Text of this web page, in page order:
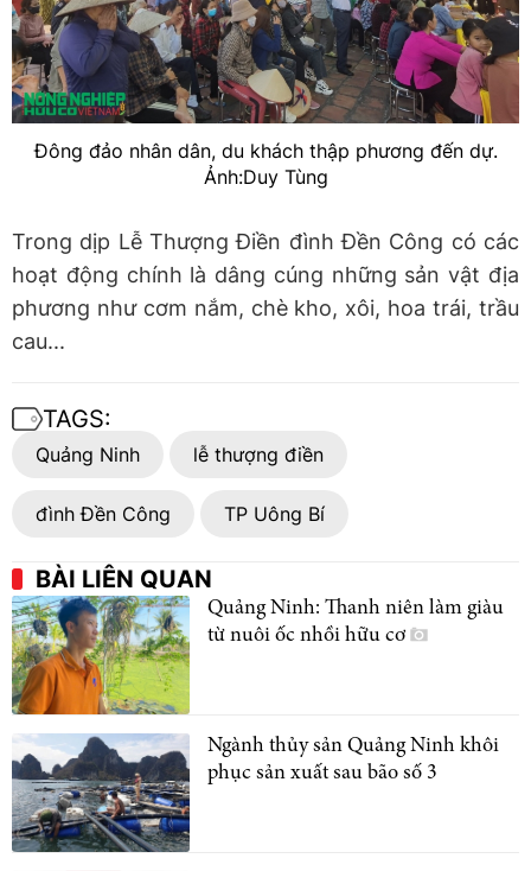
Đông đảo nhân dân, du khách thập phương đến dự.
Ảnh:Duy Tùng
Trong dịp Lễ Thượng Điền đình Đền Công có các
hoạt động chính là dâng cúng những sản vật địa
phương như cơm nắm, chè kho, xôi, hoa trái, trầu
cau...
TAGS:
Quảng Ninh lễ thượng điền
đình Đền Công TP Uông Bí
BÀI LIÊN QUAN
Quảng Ninh: Thanh niên làm giàu
từ nuôi ốc nhồi hữu cơ
Ngành thủy sản Quảng Ninh khôi
phục sản xuất sau bão số 3